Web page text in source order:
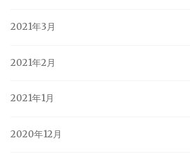
2021年3月
2021年2月
2021年1月
2020年12月